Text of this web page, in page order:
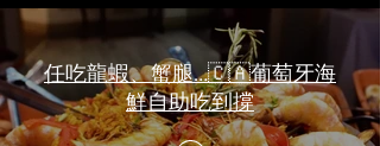
任吃龍蝦、蟹腿…🇨🇦葡萄牙海
鮮自助吃到撐